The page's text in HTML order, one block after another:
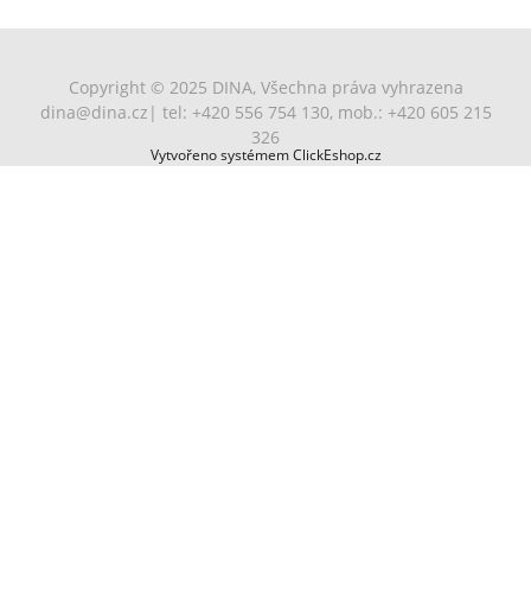
Copyright © 2025 DINA, Všechna práva vyhrazena
dina@dina.cz | tel: +420 556 754 130, mob.: +420 605 215
326
Vytvořeno systémem ClickEshop.cz